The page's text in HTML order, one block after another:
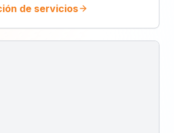
de servicios